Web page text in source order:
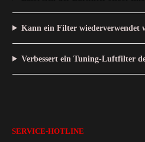
Kann ein Filter wiederverwendet
Verbessert ein Tuning-Luftfilter
SERVICE-HOTLINE